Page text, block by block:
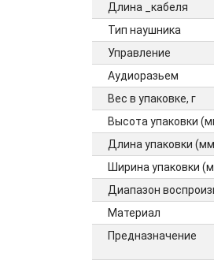
Длина _кабеля
Тип наушника
Управление
Аудиоразьем
Вес в упаковке, г
Высота упаковки
Длина упаковки
Ширина упаковки
Диапазон
Материал
Предназначение